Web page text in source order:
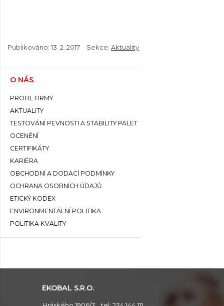
Publikováno: 13. 2. 2017 Sekce: Aktuality
O NÁS
PROFIL FIRMY
AKTUALITY
TESTOVÁNÍ PEVNOSTI A STABILITY PALET
OCENĚNÍ
CERTIFIKÁTY
KARIÉRA
OBCHODNÍ A DODACÍ PODMÍNKY
OCHRANA OSOBNÍCH ÚDAJŮ
ETICKÝ KODEX
ENVIRONMENTÁLNÍ POLITIKA
POLITIKA KVALITY
EKOBAL S.R.O.